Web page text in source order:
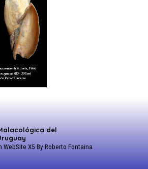
WebSite X5 By Roberto Fontaina
del